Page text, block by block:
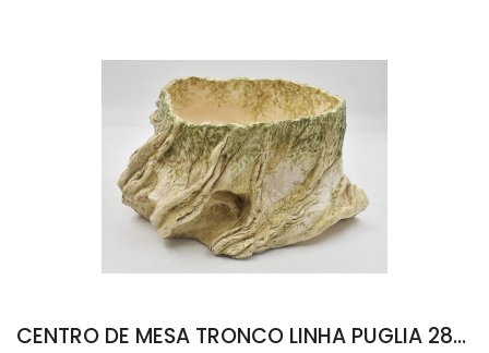
CENTRO DE MESA TRONCO LINHA PUGLIA 28L X 37C X 19A